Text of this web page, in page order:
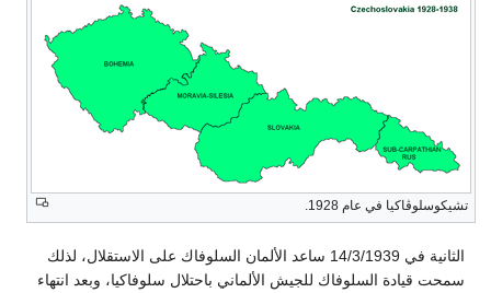
تشيكوسلوڤاكيا في عام 1928.
الثانية في 14/3/1939 ساعد الألمان السلوفاك على الاستقلال، لذلك
سمحت قيادة السلوفاك للجيش الألماني باحتلال سلوفاكيا، وبعد انتهاء